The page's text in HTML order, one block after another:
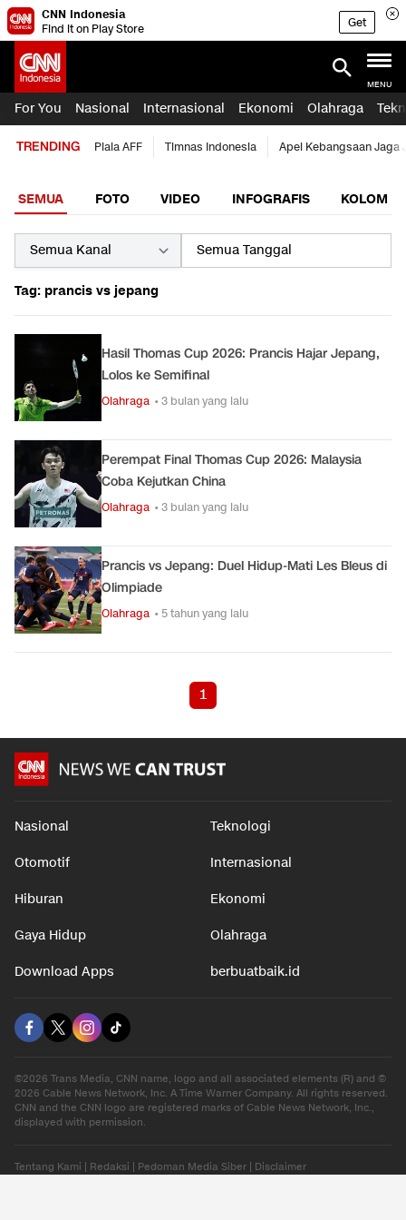
CNN Indonesia
Find it on Play Store
Get
MENU
For You Nasional Internasional Ekonomi Olahraga
TRENDING Piala AFF Timnas Indonesia Apel Kebangsaan Jaga
SEMUA FOTO VIDEO INFOGRAFIS KOLOM
Tag: prancis vs jepang
Hasil Thomas Cup 2026: Prancis Hajar Jepang,
Lolos ke Semifinal
Olahraga • 3 bulan yang lalu
Perempat Final Thomas Cup 2026: Malaysia
Coba Kejutkan China
Olahraga • 3 bulan yang lalu
Prancis vs Jepang: Duel Hidup-Mati Les Bleus di
Olimpiade
Olahraga • 5 tahun yang lalu
1
Nasional Teknologi
Otomotif Internasional
Hiburan Ekonomi
Gaya Hidup Olahraga
Download Apps berbuatbaik.id
©2026 Trans Media, CNN name, logo and all associated elements (R) and ©
2026 Cable News Network, Inc. A Time Warner Company. All rights reserved.
CNN and the CNN logo are registered marks of Cable News Network, Inc.,
displayed with permission.
Tentang Kami Redaksi Pedoman Media Siber Disclaimer